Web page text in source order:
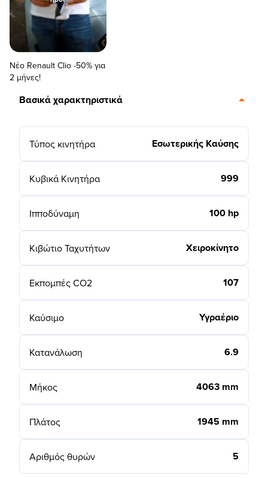
Νέο Renault Clio -50% για
2 μήνες!
Βασικά χαρακτηριστικά
Τύπος κινητήρα Εσωτερικής Καύσης
Κυβικά Κινητήρα 999
Ιπποδύναμη 100 hp
Κιβώτιο Ταχυτήτων Χειροκίνητο
Εκπομπές CO2 107
Καύσιμο Υγραέριο
Κατανάλωση 6.9
Μήκος 4063 mm
Πλάτος 1945 mm
Αριθμός θυρών 5